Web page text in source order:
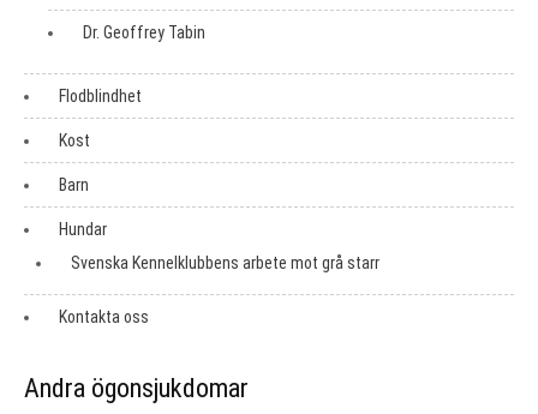
Dr. Geoffrey Tabin
Flodblindhet
Kost
Barn
Hundar
Svenska Kennelklubbens arbete mot grå starr
Kontakta oss
Andra ögonsjukdomar